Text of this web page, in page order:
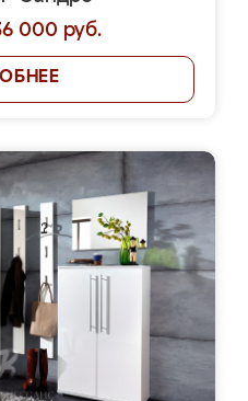
000 руб.